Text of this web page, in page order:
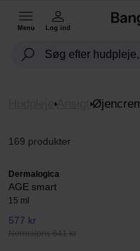
Menu Log ind
Ansigt
169 produkter
Dermalogica
AGE smart
15 ml
577 kr
Normalpris 641 kr